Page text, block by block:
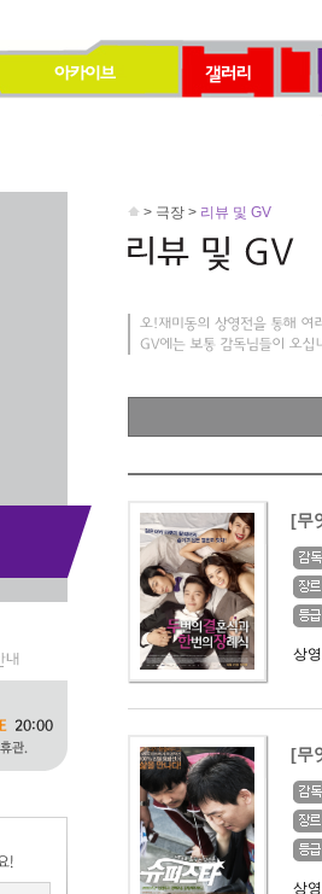
> 극장 > 리뷰 및 GV
[무
상
[무
상